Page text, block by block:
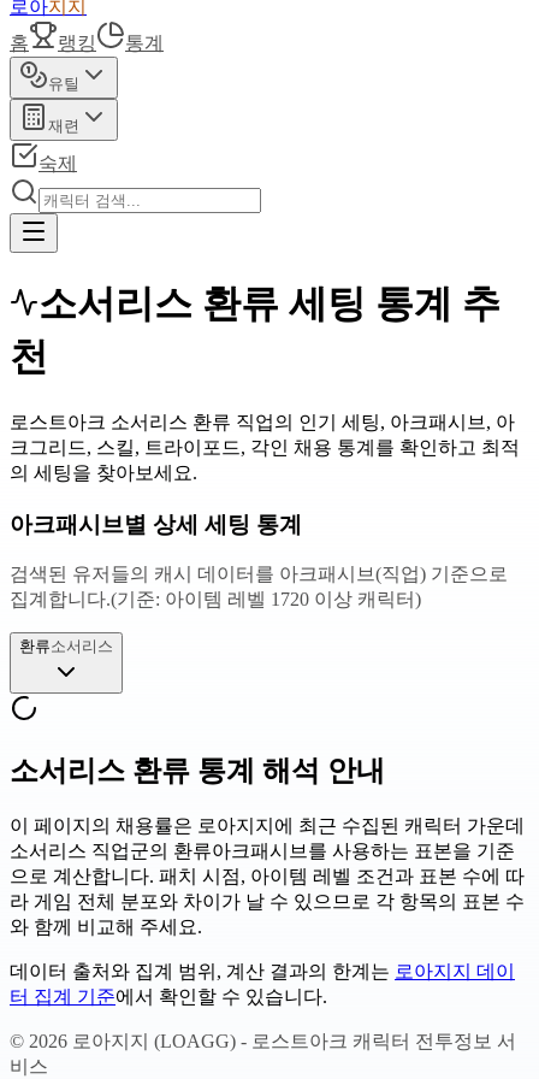
로아지지
홈
랭킹 통계
유틸
재련
숙제
소서리스 환류 세팅 통계 추
천
로스트아크 소서리스 환류 직업의 인기 세팅, 아크패시브, 아
크그리드, 스킬, 트라이포드, 각인 채용 통계를 확인하고 최적
의 세팅을 찾아보세요.
아크패시브별 상세 세팅 통계
검색된 유저들의 캐시 데이터를 아크패시브(직업) 기준으로
집계합니다.(기준: 아이템 레벨 1720 이상 캐릭터)
환류소서리스
소서리스 환류 통계 해석 안내
이 페이지의 채용률은 로아지지에 최근 수집된 캐릭터 가운데
소서리스 직업군의 환류아크패시브를 사용하는 표본을 기준
으로 계산합니다. 패치 시점, 아이템 레벨 조건과 표본 수에 따
라 게임 전체 분포와 차이가 날 수 있으므로 각 항목의 표본 수
와 함께 비교해 주세요.
데이터 출처와 집계 범위, 계산 결과의 한계는 로아지지 데이
터 집계 기준에서 확인할 수 있습니다.
© 2026 로아지지 (LOAGG) - 로스트아크 캐릭터 전투정보 서
비스